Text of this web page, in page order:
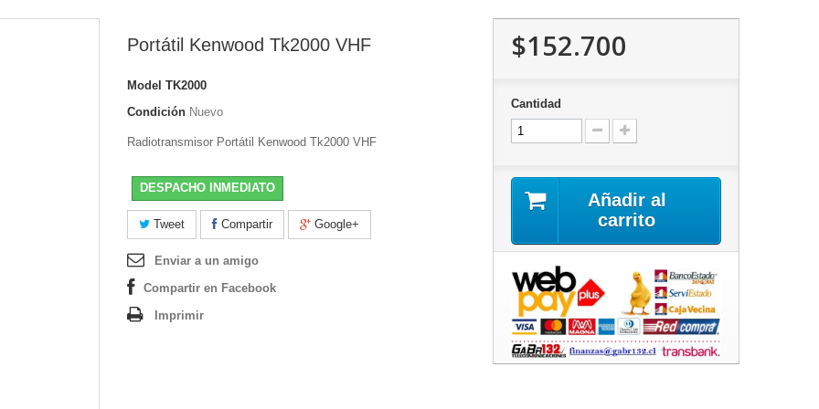
Portátil Kenwood Tk2000 VHF
Model TK2000
Condición Nuevo
Radiotransmisor Portátil Kenwood Tk2000 VHF
DESPACHO INMEDIATO
Tweet Compartir Google+
Enviar a un amigo
Compartir en Facebook
Imprimir
$152.700
Cantidad
Añadir al
carrito